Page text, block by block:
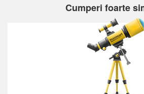
Cumperi foarte